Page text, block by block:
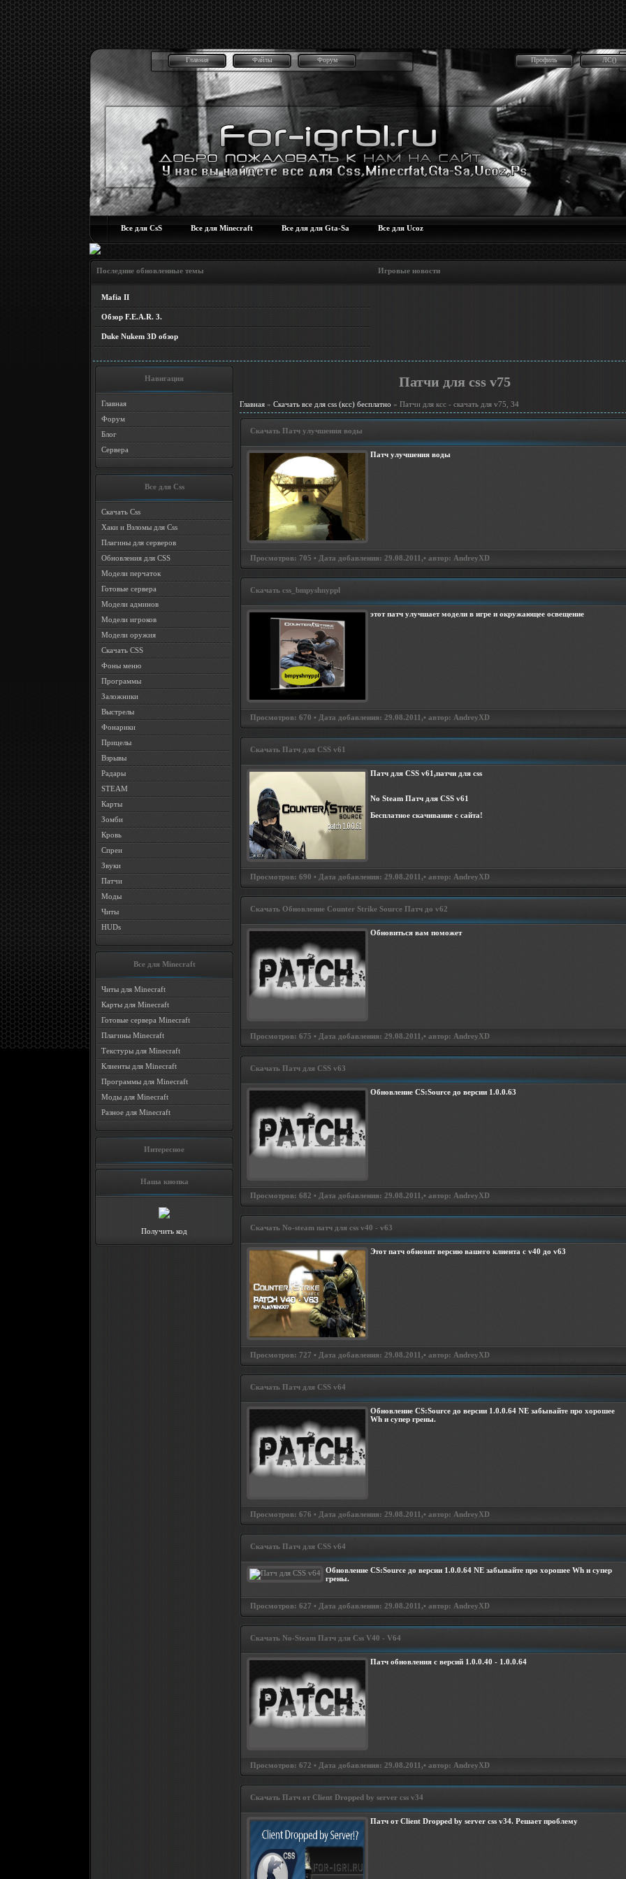
Главная Файлы Форум Профиль ЛС()
Все для CsS Все для Minecraft Все для для Gta-Sa Все для Ucoz
Последние обновленные темы Игровые новости
Mafia II
Обзор F.E.A.R. 3.
Duke Nukem 3D обзор
Навигация
Главная
Форум
Блог
Сервера
Все для Css
Скачать Css
Хаки и Взломы для Css
Плагины для серверов
Обновления для CSS
Модели перчаток
Готовые сервера
Модели админов
Модели игроков
Модели оружия
Скачать CSS
Фоны меню
Программы
Заложники
Выстрелы
Фонарики
Прицелы
Взрывы
Радары
STEAM
Карты
Зомби
Кровь
Спреи
Звуки
Патчи
Моды
Читы
HUDs
Все для Minecraft
Читы для Minecraft
Карты для Minecraft
Готовые сервера Minecraft
Плагины Minecraft
Текстуры для Minecraft
Клиенты для Minecraft
Программы для Minecraft
Моды для Minecraft
Разное для Minecraft
Интересное
Наша кнопка
Получить код
Патчи для css v75
Главная » Скачать все для css (ксс) бесплатно » Патчи для ксс - скачать для v75, 34
Скачать Патч улучшения воды
Патч улучшения воды
Просмотров: 705 • Дата добавления: 29.08.2011,• автор: AndreyXD
Скачать css_bmpyshnyppl
этот патч улучшает модели в игре и окружающее освещение
Просмотров: 670 • Дата добавления: 29.08.2011,• автор: AndreyXD
Скачать Патч для CSS v61
Патч для CSS v61,патчи для css
No Steam Патч для CSS v61
Бесплатное скачивание с сайта!
Просмотров: 690 • Дата добавления: 29.08.2011,• автор: AndreyXD
Скачать Oбновление Counter Strike Source Патч до v62
Обновиться вам поможет
Просмотров: 675 • Дата добавления: 29.08.2011,• автор: AndreyXD
Скачать Патч для CSS v63
Обновление CS:Source до версии 1.0.0.63
Просмотров: 682 • Дата добавления: 29.08.2011,• автор: AndreyXD
Скачать No-steam патч для css v40 - v63
Этот патч обновит версию вашего клиента с v40 до v63
Просмотров: 727 • Дата добавления: 29.08.2011,• автор: AndreyXD
Скачать Патч для CSS v64
Обновление CS:Source до версии 1.0.0.64 NE забывайте про хорошее
Wh и супер грены.
Просмотров: 676 • Дата добавления: 29.08.2011,• автор: AndreyXD
Скачать Патч для CSS v64
Обновление CS:Source до версии 1.0.0.64 NE забывайте про хорошее Wh и супер
грены.
Просмотров: 627 • Дата добавления: 29.08.2011,• автор: AndreyXD
Скачать No-Steam Патч для Сss V40 - V64
Патч обновления с версий 1.0.0.40 - 1.0.0.64
Просмотров: 672 • Дата добавления: 29.08.2011,• автор: AndreyXD
Скачать Патч от Client Dropped by server css v34
Патч от Client Dropped by server css v34. Решает проблему